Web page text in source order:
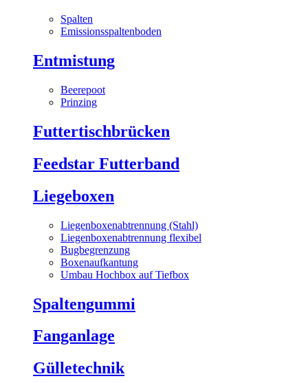
Spalten
Emissionsspaltenboden
Entmistung
Beerepoot
Prinzing
Futtertischbrücken
Feedstar Futterband
Liegeboxen
Liegenboxenabtrennung (Stahl)
Liegenboxenabtrennung flexibel
Bugbegrenzung
Boxenaufkantung
Umbau Hochbox auf Tiefbox
Spaltengummi
Fanganlage
Gülletechnik